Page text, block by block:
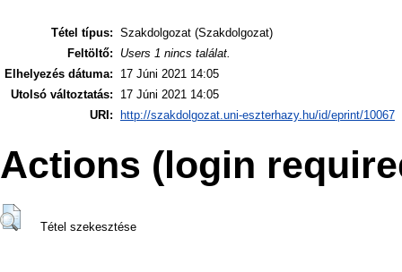
Tétel típus: Szakdolgozat (Szakdolgozat)
Feltöltő:
Users 1 nincs találat.
Elhelyezés dátuma:
17 Júni 2021 14:05
Utolsó változtatás:
17 Júni 2021 14:05
URI:
http://szakdolgozat.uni-eszterhazy.hu/id/eprint/10067
Actions (login
Tétel szekesztése